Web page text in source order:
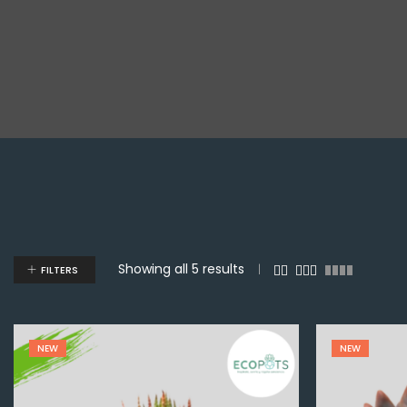
Showing all 5 results
FILTERS
NEW NEW